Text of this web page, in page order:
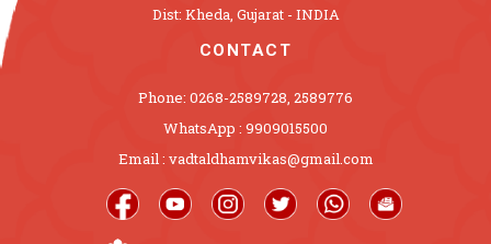
Dist: Kheda, Gujarat - INDIA
CONTACT
Phone: 0268-2589728, 2589776
WhatsApp : 9909015500
Email : vadtaldhamvikas@gmail.com